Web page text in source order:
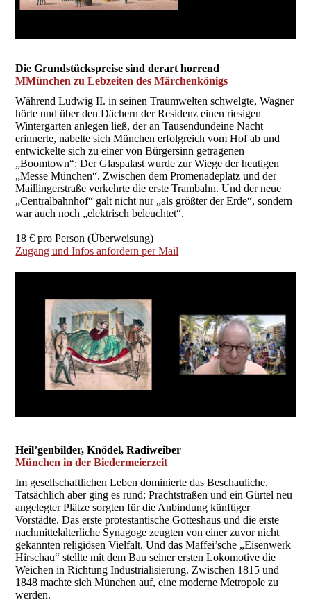
Die Grundstückspreise sind derart horrend
MMünchen zu Lebzeiten des Märchenkönigs
Während Ludwig II. in seinen Traumwelten schwelgte, Wagner
hörte und über den Dächern der Residenz einen riesigen
Wintergarten anlegen ließ, der an Tausendundeine Nacht
erinnerte, nabelte sich München erfolgreich vom Hof ab und
entwickelte sich zu einer von Bürgersinn getragenen
„Boomtown“: Der Glaspalast wurde zur Wiege der heutigen
„Messe München“. Zwischen dem Promenadeplatz und der
Maillingerstraße verkehrte die erste Trambahn. Und der neue
„Centralbahnhof“ galt nicht nur „als größter der Erde“, sondern
war auch noch „elektrisch beleuchtet“.
18 € pro Person (Überweisung)
Zugang und Infos anfordern per Mail
Heil’genbilder, Knödel, Radiweiber
München in der Biedermeierzeit
Im gesellschaftlichen Leben dominierte das Beschauliche.
Tatsächlich aber ging es rund: Prachtstraßen und ein Gürtel neu
angelegter Plätze sorgten für die Anbindung künftiger
Vorstädte. Das erste protestantische Gotteshaus und die erste
nachmittelalterliche Synagoge zeugten von einer zuvor nicht
gekannten religiösen Vielfalt. Und das Maffei’sche „Eisenwerk
Hirschau“ stellte mit dem Bau seiner ersten Lokomotive die
Weichen in Richtung Industrialisierung. Zwischen 1815 und
1848 machte sich München auf, eine moderne Metropole zu
werden.